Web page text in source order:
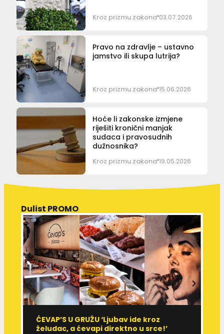
Kroz prizmu zakona 03.07.2026
Pravo na zdravlje – ustavno
jamstvo ili skupa lutrija?
Kroz prizmu zakona 15.06.2026
Hoće li zakonske izmjene
riješiti kronični manjak
sudaca i pravosudnih
dužnosnika?
Kroz prizmu zakona 19.05.2026
Dulist PROMO
ĆEVAP’S U GRUŽU ‘Ljubav ide kroz
želudac, a ćevapi direktno u srce!’